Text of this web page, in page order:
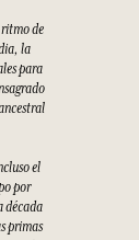
ritmo de
la
para
el
por
década
primas